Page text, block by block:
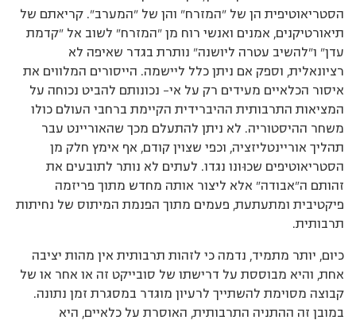
הסטריאוטיפית הן של ”המזרח” והן של ”המערב”. קריאתם של
תיאורטיקנים, אמנים ואנשי רוח מן ”המזרח” לשוב אל ”קדמת
עדן” ו”להשיב עטרה ליושנה” נותרת בגדר שאיפה לא
רציונאלית, וספק אם ניתן כלל ליישמה. הייסורים המלווים את
איסור הכלאיים מעידים רק על אי– נכונותם להביט נכוחה על
המציאות התרבותית ההיברידית הקיימת ברחבי העולם כולו
משחר ההיסטוריה. לא ניתן להתעלם מכך שהאוריינט עבר
תהליך אוריינטליזציה, וכפי שצוין קודם, אף אימץ חלק מן
הסטריאוטיפים שכוּונו נגדו. לעתים לא נותר לתובעים את
זהותם ה”אבודה” אלא ליצור אותה מחדש מתוך פריזמה
פיקטיבית ומתעתעת, פעמים מתוך הפנמת המיתוס של נחיתות
תרבותית.
כיום, יותר מתמיד, נדמה כי לזהות תרבותית אין מהות יציבה
אחת, והיא מבוססת על דרישתו של סובייקט זה או אחר או של
קבוצה מסוימת להשתייך לרעיון מוגדר במסגרת זמן נתונה.
במובן זה ההתניה התרבותית, האוסרת על כלאיים, היא